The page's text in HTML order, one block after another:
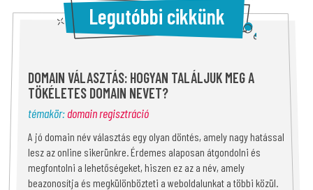
Legutóbbi cikkünk
DOMAIN VÁLASZTÁS: HOGYAN TALÁLJUK MEG A
TÖKÉLETES DOMAIN NEVET?
témakör:domain regisztráció
A jó domain név választás egy olyan döntés, amely nagy hatással
lesz az online sikerünkre. Érdemes alaposan átgondolni és
megfontolni a lehetőségeket, hiszen ez az a név, amely
beazonosítja és megkülönbözteti a weboldalunkat a többi közül.